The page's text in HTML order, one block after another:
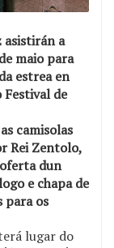
asistirán a
maio para
estrea en
Festival de
camisolas
Rei Zentolo,
dun
e chapa de
para os
lugar do